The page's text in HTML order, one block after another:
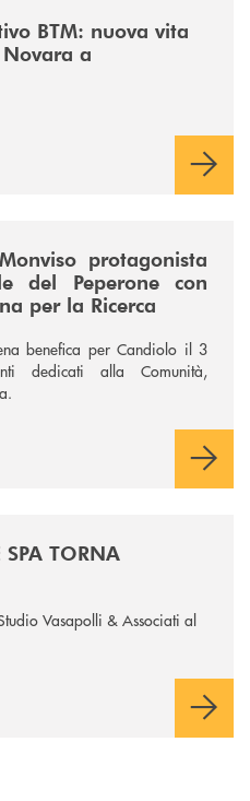
BTM: nuova vita
a
protagonista
del Peperone con
per la Ricerca
benefica per Candiolo il 3
dedicati alla Comunità,
SPA TORNA
Vasapolli & Associati al